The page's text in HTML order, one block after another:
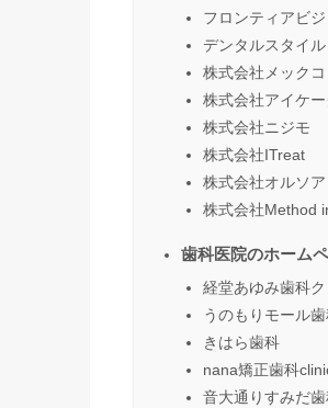
フロンティアビ
デンタルスタイル
株式会社メック
株式会社アイケ
株式会社ニジモ
株式会社ITreat
株式会社オルソ
株式会社Method
歯科医院のホーム
経堂あゆみ歯科
うのもりモール
きはら歯科
nana矯正歯科
音大通りすみだ